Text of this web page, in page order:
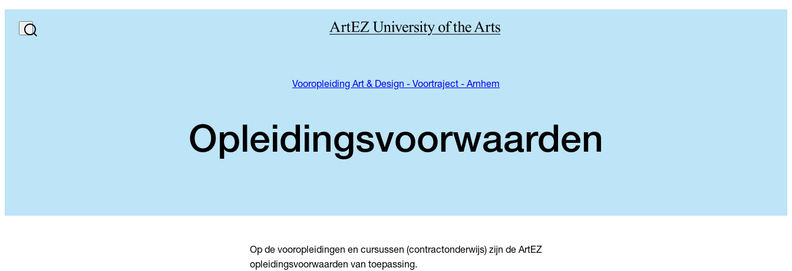
Vooropleiding Art & Design - Voortraject - Arnhem
Opleidingsvoorwaarden
Op de vooropleidingen en cursussen (contractonderwijs) zijn de ArtEZ
opleidingsvoorwaarden van toepassing.